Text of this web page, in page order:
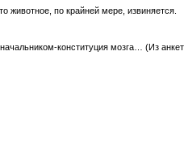
животное, по крайней мере, извиняется.
конституция мозга… (Из